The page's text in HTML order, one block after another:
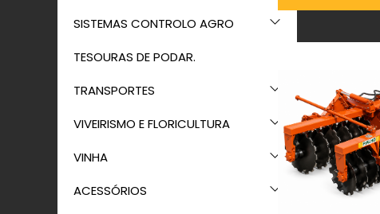
SISTEMAS CONTROLO AGRO
TESOURAS DE PODAR.
TRANSPORTES
VIVEIRISMO E FLORICULTURA
VINHA
ACESSÓRIOS